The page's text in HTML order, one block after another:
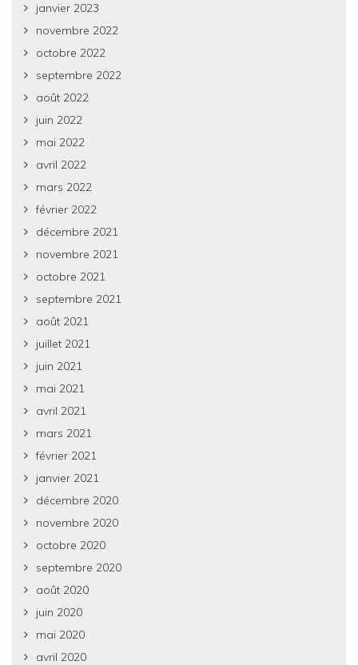
janvier 2023
novembre 2022
octobre 2022
septembre 2022
août 2022
juin 2022
mai 2022
avril 2022
mars 2022
février 2022
décembre 2021
novembre 2021
octobre 2021
septembre 2021
août 2021
juillet 2021
juin 2021
mai 2021
avril 2021
mars 2021
février 2021
janvier 2021
décembre 2020
novembre 2020
octobre 2020
septembre 2020
août 2020
juin 2020
mai 2020
avril 2020